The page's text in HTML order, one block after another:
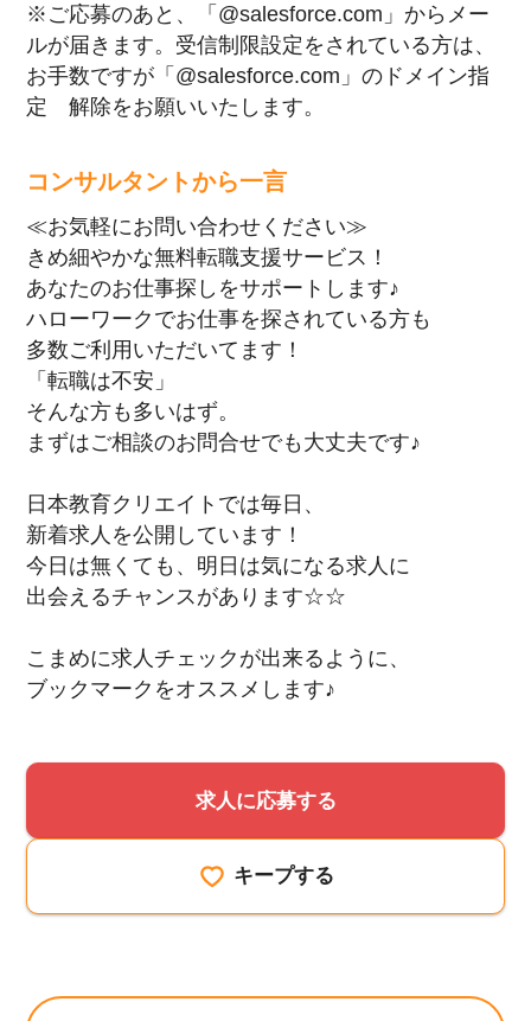
※ご応募のあと、「@salesforce.com」からメー
ルが届きます。受信制限設定をされている方は、
お手数ですが「@salesforce.com」のドメイン指
定 解除をお願いいたします。
コンサルタントから一言
≪お気軽にお問い合わせください≫
きめ細やかな無料転職支援サービス！
あなたのお仕事探しをサポートします♪
ハローワークでお仕事を探されている方も
多数ご利用いただいてます！
「転職は不安」
そんな方も多いはず。
まずはご相談のお問合せでも大丈夫です♪
日本教育クリエイトでは毎日、
新着求人を公開しています！
今日は無くても、明日は気になる求人に
出会えるチャンスがあります☆☆
こまめに求人チェックが出来るように、
ブックマークをオススメします♪
求人に応募する
キープする